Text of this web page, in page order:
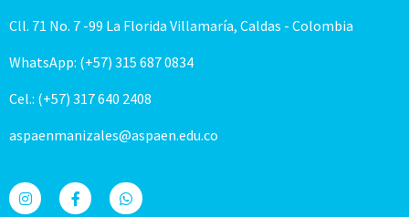
Cll. 71 No. 7 -99 La Florida Villamaría, Caldas - Colombia
WhatsApp: (+57) 315 687 0834
Cel.: (+57) 317 640 2408
aspaenmanizales@aspaen.edu.co